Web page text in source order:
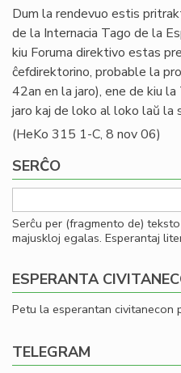
Dum la rendevuo estis
de la Internacia Tago de la
kiu Foruma direktivo estas
ĉefdirektorino, probable la
42an en la jaro), ene de kiu
jaro kaj de loko al loko laŭ la
(HeKo 315 1-C, 8 nov 06)
SERĈO
Serĉu per (fragmento de)
majuskloj egalas. Esperantaj
ESPERANTA
Petu la esperantan civitanecon
TELEGRAM